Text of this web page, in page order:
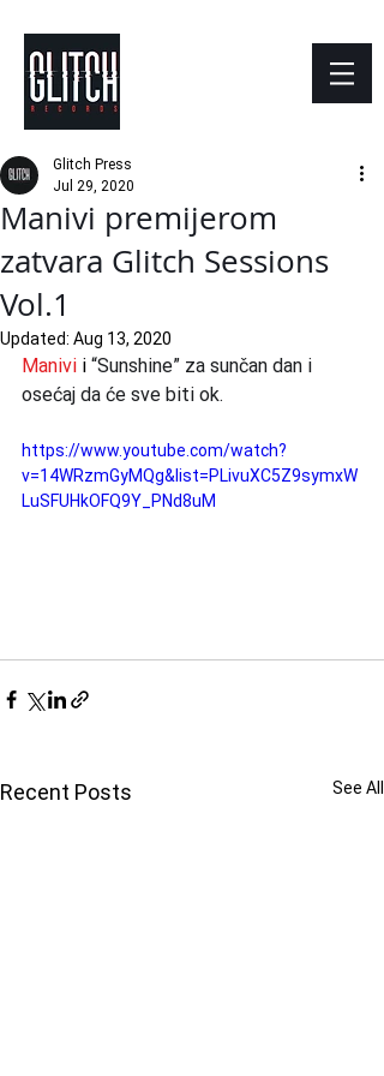
Manivi premijerom
zatvara Glitch Sessions
Vol.1
Glitch Press
Jul 29, 2020
Updated: Aug 13, 2020
Manivi i “Sunshine” za sunčan dan i
osećaj da će sve biti ok.
https://www.youtube.com/watch?
v=14WRzmGyMQg&list=PLivuXC5Z9symxW
LuSFUHkOFQ9Y_PNd8uM
Recent Posts See All